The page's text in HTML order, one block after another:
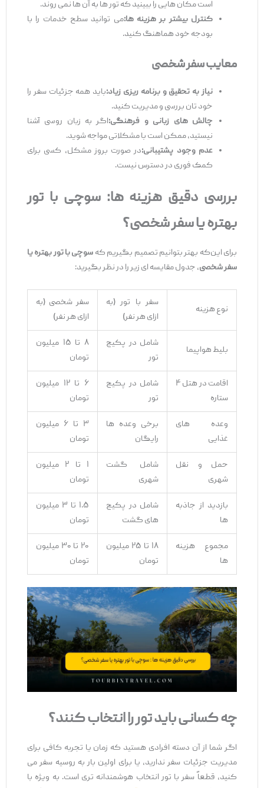
است مکان‌ هایی را ببینید که تور ها به آن‌ ها نمی ‌روند.
کنترل بیشتر بر هزینه‌ ها:می‌ توانید سطح خدمات را با
بودجه خود هماهنگ کنید.
معایب سفر شخصی
نیاز به تحقیق و برنامه ‌ریزی زیاد:باید همه جزئیات سفر را
خود تان بررسی و مدیریت کنید.
چالش‌ های زبانی و فرهنگی:اگر به زبان روسی آشنا
نیستید، ممکن است با مشکلاتی مواجه شوید.
عدم وجود پشتیبانی:در صورت بروز مشکل، کسی برای
کمک فوری در دسترس نیست.
بررسی دقیق هزینه‌ ها: سوچی با تور
بهتره یا سفر شخصی؟
برای این‌که بهتر بتوانیم تصمیم بگیریم کهسوچی با تور بهتره یا
سفر شخصی، جدول مقایسه ‌ای زیر را در نظر بگیرید:
نوع هزینه
سفر با تور (به
ازای هر نفر)
سفر شخصی (به
ازای هر نفر)
بلیط هواپیما
شامل در پکیج
تور
۸ تا ۱۵ میلیون
تومان
اقامت در هتل ۴
ستاره
شامل در پکیج
تور
۶ تا ۱۲ میلیون
تومان
وعده‌ های
غذایی
برخی وعده‌ ها
رایگان
۳ تا ۶ میلیون
تومان
حمل ‌و نقل
شهری
شامل گشت
شهری
۱ تا ۲ میلیون
تومان
بازدید از جاذبه‌
ها
شامل در پکیج‌
های گشت
۱.۵ تا ۳ میلیون
تومان
مجموع هزینه‌
ها
۱۸ تا ۲۵ میلیون
تومان
۲۰ تا ۳۰ میلیون
تومان
چه کسانی باید تور را انتخاب کنند؟
اگر شما از آن دسته افرادی هستید که زمان یا تجربه کافی برای
مدیریت جزئیات سفر ندارید، یا برای اولین بار به روسیه سفر می
‌کنید، قطعاً سفر با تور انتخاب هوشمندانه ‌تری است. به ‌ویژه با